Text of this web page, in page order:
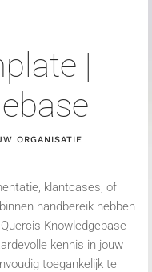
|
ORGANISATIE
klantcases, of
handbereik hebben
Quercis Knowledgebase
kennis in jouw
toegankelijk te